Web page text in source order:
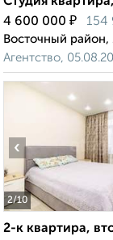
4 600 000 ₽ 154
Восточный район,
Агентство,
2/10
‹
2-к квартира,